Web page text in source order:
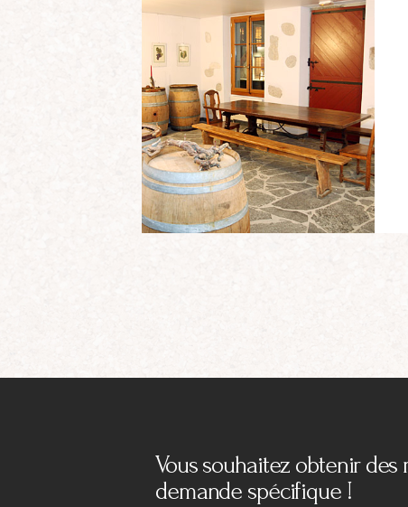
Vous souhaitez obtenir
demande spécifique !